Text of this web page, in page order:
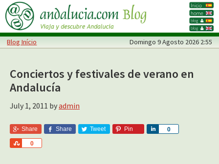
Skip
to
main
content
Skip
to
primary
sidebar
Blog Início Domingo 9 Agosto 2026 2:55
Conciertos y festivales de verano en
Andalucía
July 1, 2011 byadmin
Share Share Tweet Pin 0
0